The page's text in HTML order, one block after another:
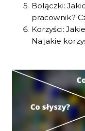
Bolączki:
pracownik?
Korzyści:
Na jakie